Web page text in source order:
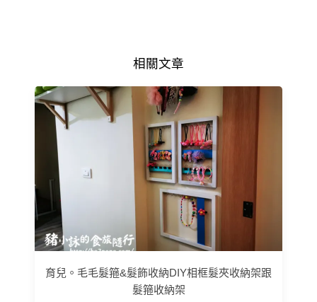
相關文章
育兒。毛毛髮箍&髮飾收納DIY相框髮夾收納架跟
髮箍收納架